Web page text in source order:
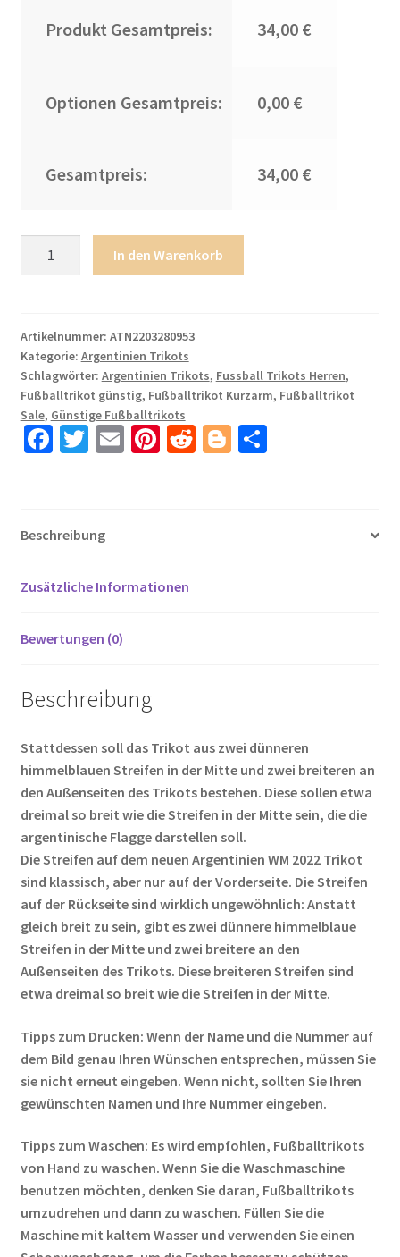
Produkt Gesamtpreis: 34,00 €
Optionen Gesamtpreis: 0,00 €
Gesamtpreis: 34,00 €
WM
2022
Weiss
Blau
Kurzarm
RULLI
In den Warenkorb
Artikelnummer: ATN2203280953
Kategorie: Argentinien Trikots
Schlagwörter: Argentinien Trikots, Fussball Trikots Herren,
Fußballtrikot günstig, Fußballtrikot Kurzarm, Fußballtrikot
Sale, Günstige Fußballtrikots
Fa
o
k
T
er
E Pi R Bl T
Beschreibung
Zusätzliche Informationen
Bewertungen (0)
Beschreibung
Stattdessen soll das Trikot aus zwei dünneren
himmelblauen Streifen in der Mitte und zwei breiteren an
den Außenseiten des Trikots bestehen. Diese sollen etwa
dreimal so breit wie die Streifen in der Mitte sein, die die
argentinische Flagge darstellen soll.
Die Streifen auf dem neuen Argentinien WM 2022 Trikot
sind klassisch, aber nur auf der Vorderseite. Die Streifen
auf der Rückseite sind wirklich ungewöhnlich: Anstatt
gleich breit zu sein, gibt es zwei dünnere himmelblaue
Streifen in der Mitte und zwei breitere an den
Außenseiten des Trikots. Diese breiteren Streifen sind
etwa dreimal so breit wie die Streifen in der Mitte.
Tipps zum Drucken: Wenn der Name und die Nummer auf
dem Bild genau Ihren Wünschen entsprechen, müssen Sie
sie nicht erneut eingeben. Wenn nicht, sollten Sie Ihren
gewünschten Namen und Ihre Nummer eingeben.
Tipps zum Waschen: Es wird empfohlen, Fußballtrikots
von Hand zu waschen. Wenn Sie die Waschmaschine
benutzen möchten, denken Sie daran, Fußballtrikots
umzudrehen und dann zu waschen. Füllen Sie die
Maschine mit kaltem Wasser und verwenden Sie einen